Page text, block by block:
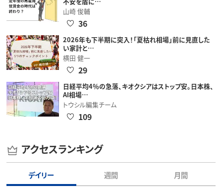
山崎 俊輔
36
2026年も下半期に突入！「夏枯れ相場」前に見直した
い家計と…
横田 健一
29
日経平均4％の急落、キオクシアはストップ安。日本株、
AI相場…
トウシル編集チーム
109
アクセスランキング
デイリー 週間 月間